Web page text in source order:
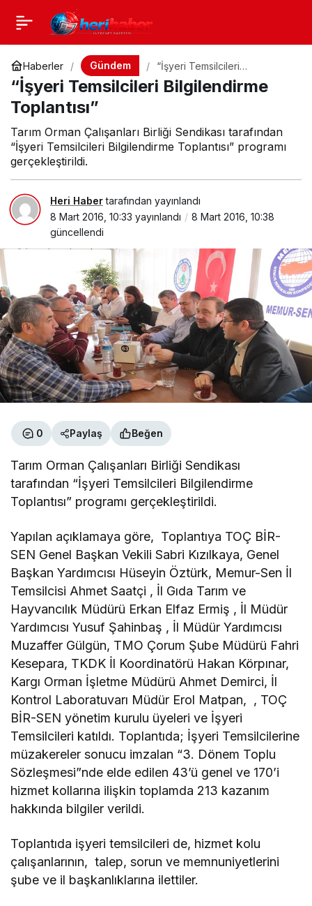
Haberler Gündem
“İşyeri Temsilcileri
Bilgilendirme Toplantısı”
“İşyeri Temsilcileri Bilgilendirme
Toplantısı”
Tarım Orman Çalışanları Birliği Sendikası tarafından
“İşyeri Temsilcileri Bilgilendirme Toplantısı” programı
gerçekleştirildi.
Heri Habertarafından yayınlandı
8 Mart 2016, 10:33 yayınlandı
8 Mart 2016, 10:38
güncellendi
0 Paylaş Beğen
Tarım Orman Çalışanları Birliği Sendikası
tarafından “İşyeri Temsilcileri Bilgilendirme
Toplantısı” programı gerçekleştirildi.
Yapılan açıklamaya göre, Toplantıya TOÇ BİR-
SEN Genel Başkan Vekili Sabri Kızılkaya, Genel
Başkan Yardımcısı Hüseyin Öztürk, Memur-Sen İl
Temsilcisi Ahmet Saatçi , İl Gıda Tarım ve
Hayvancılık Müdürü Erkan Elfaz Ermiş , İl Müdür
Yardımcısı Yusuf Şahinbaş , İl Müdür Yardımcısı
Muzaffer Gülgün, TMO Çorum Şube Müdürü Fahri
Kesepara, TKDK İl Koordinatörü Hakan Körpınar,
Kargı Orman İşletme Müdürü Ahmet Demirci, İl
Kontrol Laboratuvarı Müdür Erol Matpan, , TOÇ
BİR-SEN yönetim kurulu üyeleri ve İşyeri
Temsilcileri katıldı. Toplantıda; İşyeri Temsilcilerine
müzakereler sonucu imzalan “3. Dönem Toplu
Sözleşmesi”nde elde edilen 43’ü genel ve 170’i
hizmet kollarına ilişkin toplamda 213 kazanım
hakkında bilgiler verildi.
Toplantıda işyeri temsilcileri de, hizmet kolu
çalışanlarının, talep, sorun ve memnuniyetlerini
şube ve il başkanlıklarına ilettiler.